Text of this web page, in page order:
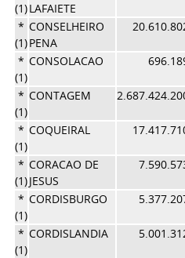
(1)LAFAIETE
*
(1)
CONSELHEIRO
PENA
*
(1)
CONSOLACAO
*
(1)
CONTAGEM
*
(1)
COQUEIRAL
*
(1)
CORACAO DE
JESUS
*
(1)
CORDISBURGO
*
(1)
CORDISLANDIA